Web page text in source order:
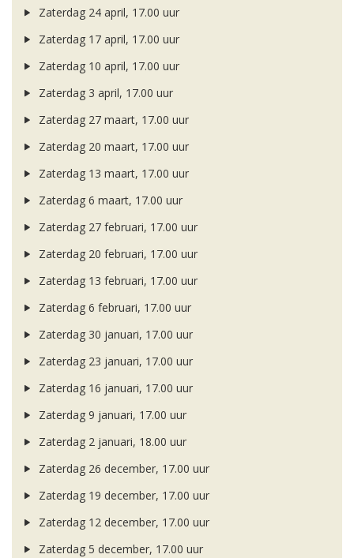
Zaterdag 24 april, 17.00 uur
Zaterdag 17 april, 17.00 uur
Zaterdag 10 april, 17.00 uur
Zaterdag 3 april, 17.00 uur
Zaterdag 27 maart, 17.00 uur
Zaterdag 20 maart, 17.00 uur
Zaterdag 13 maart, 17.00 uur
Zaterdag 6 maart, 17.00 uur
Zaterdag 27 februari, 17.00 uur
Zaterdag 20 februari, 17.00 uur
Zaterdag 13 februari, 17.00 uur
Zaterdag 6 februari, 17.00 uur
Zaterdag 30 januari, 17.00 uur
Zaterdag 23 januari, 17.00 uur
Zaterdag 16 januari, 17.00 uur
Zaterdag 9 januari, 17.00 uur
Zaterdag 2 januari, 18.00 uur
Zaterdag 26 december, 17.00 uur
Zaterdag 19 december, 17.00 uur
Zaterdag 12 december, 17.00 uur
Zaterdag 5 december, 17.00 uur